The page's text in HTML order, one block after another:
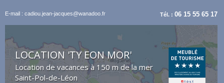
E-mail : cadiou.jean-jacques@wanadoo.fr Tél. :06 15 55 65 17
LOCATION 'TY EON MOR'
Location de vacances à 150 m de la mer
Saint-Pol-de-Léon